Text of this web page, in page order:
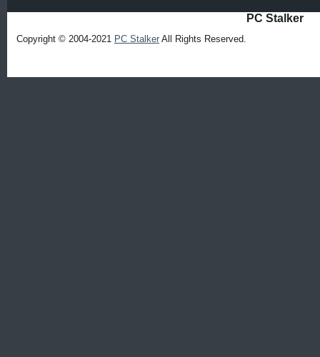
PC Stalker
Copyright © 2004-2021 PC Stalker All Rights Reserved.